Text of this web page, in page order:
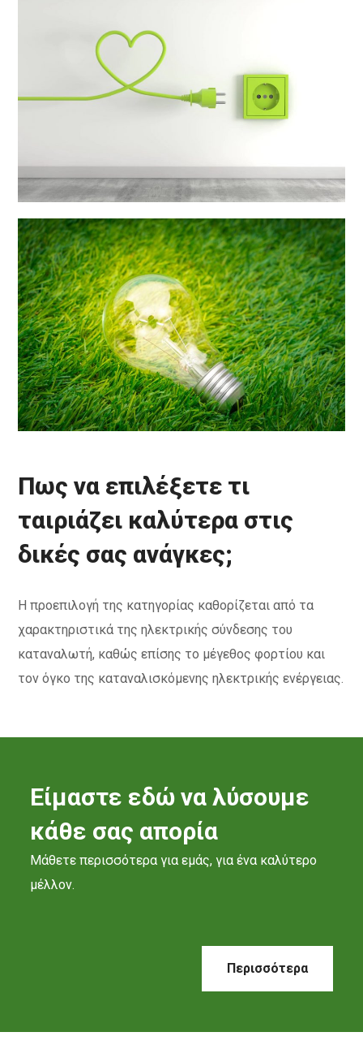
Πως να επιλέξετε τι
ταιριάζει καλύτερα στις
δικές σας ανάγκες;
Η προεπιλογή της κατηγορίας καθορίζεται από τα
χαρακτηριστικά της ηλεκτρικής σύνδεσης του
καταναλωτή, καθώς επίσης το μέγεθος φορτίου και
τον όγκο της καταναλισκόμενης ηλεκτρικής ενέργειας.
Είμαστε εδώ να λύσουμε
κάθε σας απορία
Μάθετε περισσότερα για εμάς, για ένα καλύτερο
μέλλον.
Περισσότερα